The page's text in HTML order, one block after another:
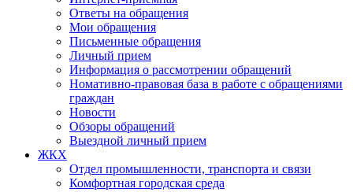
Ответы на обращения
Мои обращения
Письменные обращения
Личный прием
Информация о рассмотрении обращений
Номативно-правовая база в работе с обращениями
граждан
Новости
Обзоры обращений
Выездной личный прием
ЖКХ
Отдел промышленности, транспорта и связи
Комфортная городская среда